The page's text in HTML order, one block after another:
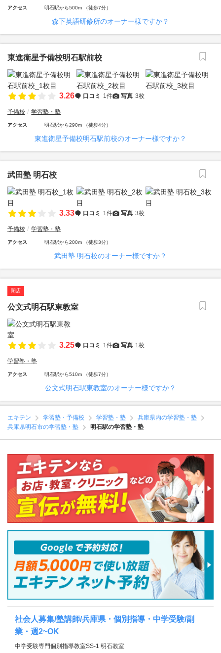
アクセス 明石駅から500m （徒歩7分）
森下英語研修所のオーナー様ですか？
東進衛星予備校明石駅前校
3.26 口コミ 1件 写真 3枚
予備校 学習塾・塾
アクセス 明石駅から290m （徒歩4分）
東進衛星予備校明石駅前校のオーナー様ですか？
武田塾 明石校
3.33 口コミ 1件 写真 3枚
予備校 学習塾・塾
アクセス 明石駅から200m （徒歩3分）
武田塾 明石校のオーナー様ですか？
閉店
公文式明石駅東教室
3.25 口コミ 1件 写真 1枚
学習塾・塾
アクセス 明石駅から510m （徒歩7分）
公文式明石駅東教室のオーナー様ですか？
エキテン 学習塾・予備校 学習塾・塾
兵庫県内の学習塾・塾
兵庫県明石市の学習塾・塾
明石駅の学習塾・塾
社会人募集/塾講師/兵庫県・個別指導・中学受験/副
業・週2~OK
中学受験専門個別指導教室SS-1 明石教室